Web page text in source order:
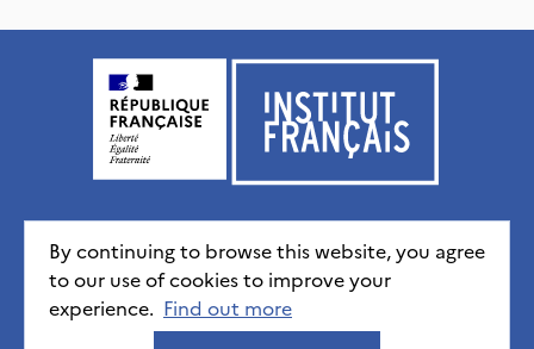
By continuing to browse this website, you agree
to our use of cookies to improve your
experience. Find out more
Institut français, tous droits réservés 2026
Credits Privacy policy CGU